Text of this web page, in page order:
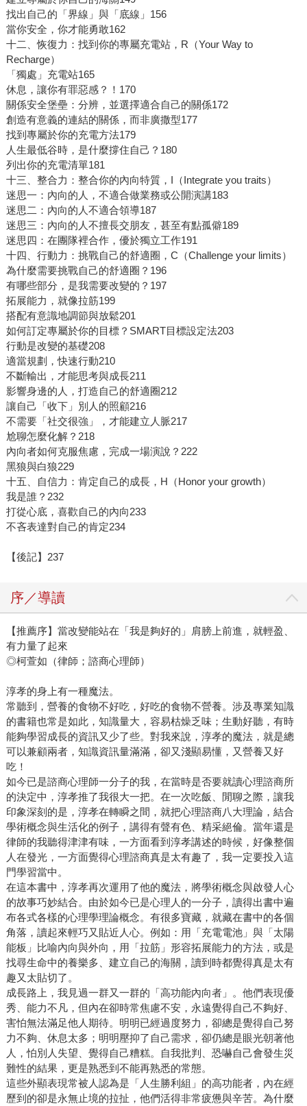
找出自己的「界線」與「底線」156
當你安全，你才能勇敢162
十二、恢復力：找到你的專屬充電站，R（Your Way to
Recharge）
「獨處」充電站165
休息，讓你有罪惡感？！170
關係安全堡壘：分辨，並選擇適合自己的關係172
創造有意義的連結的關係，而非廣撒型177
找到專屬於你的充電方法179
人生最低谷時，是什麼撐住自己？180
列出你的充電清單181
十三、整合力：整合你的內向特質，I（Integrate you traits）
迷思一：內向的人，不適合做業務或公開演講183
迷思二：內向的人不適合領導187
迷思三：內向的人不擅長交朋友，甚至有點孤僻189
迷思四：在團隊裡合作，優於獨立工作191
十四、行動力：挑戰自己的舒適圈，C（Challenge your limits）
為什麼需要挑戰自己的舒適圈？196
有哪些部分，是我需要改變的？197
拓展能力，就像拉筋199
搭配有意識地調節與放鬆201
如何訂定專屬於你的目標？SMART目標設定法203
行動是改變的基礎208
適當規劃，快速行動210
不斷輸出，才能思考與成長211
影響身邊的人，打造自己的舒適圈212
讓自己「收下」別人的照顧216
不需要「社交很強」，才能建立人脈217
尬聊怎麼化解？218
內向者如何克服焦慮，完成一場演說？222
黑狼與白狼229
十五、自信力：肯定自己的成長，H（Honor your growth）
我是誰？232
打從心底，喜歡自己的內向233
不吝表達對自己的肯定234
【後記】237
序／導讀
【推薦序】當改變能站在「我是夠好的」肩膀上前進，就輕盈、
有力量了起來
◎柯萱如（律師；諮商心理師）
淳孝的身上有一種魔法。
常聽到，營養的食物不好吃，好吃的食物不營養。涉及專業知識
的書籍也常是如此，知識量大，容易枯燥乏味；生動好聽，有時
能夠學習成長的資訊又少了些。對我來說，淳孝的魔法，就是總
可以兼顧兩者，知識資訊量滿滿，卻又淺顯易懂，又營養又好
吃！
如今已是諮商心理師一分子的我，在當時是否要就讀心理諮商所
的決定中，淳孝推了我很大一把。在一次吃飯、閒聊之際，讓我
印象深刻的是，淳孝在轉瞬之間，就把心理諮商八大理論，結合
學術概念與生活化的例子，講得有聲有色、精采絕倫。當年還是
律師的我聽得津津有味，一方面看到淳孝講述的時候，好像整個
人在發光，一方面覺得心理諮商真是太有趣了，我一定要投入這
門學習當中。
在這本書中，淳孝再次運用了他的魔法，將學術概念與啟發人心
的故事巧妙結合。由於如今已是心理人的一分子，讀得出書中遍
布各式各樣的心理學理論概念。有很多寶藏，就藏在書中的各個
角落，讀起來輕巧又貼近人心。例如：用「充電電池」與「太陽
能板」比喻內向與外向，用「拉筋」形容拓展能力的方法，或是
找尋生命中的養樂多、建立自己的海關，讀到時都覺得真是太有
趣又太貼切了。
成長路上，我見過一群又一群的「高功能內向者」。他們表現優
秀、能力不凡，但內在卻時常焦慮不安，永遠覺得自己不夠好、
害怕無法滿足他人期待。明明已經過度努力，卻總是覺得自己努
力不夠、休息太多；明明壓抑了自己需求，卻仍總是眼光朝著他
人，怕別人失望、覺得自己糟糕。自我批判、恐嚇自己會發生災
難性的結果，更是熟悉到不能再熟悉的常態。
這些外顯表現常被人認為是「人生勝利組」的高功能者，內在經
歷到的卻是永無止境的拉扯，他們活得非常疲憊與辛苦。為什麼